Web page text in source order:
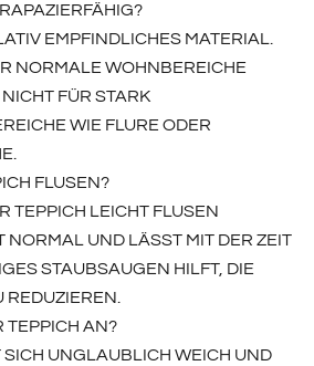
EMPFINDLICHES MATERIAL.
NORMALE WOHNBEREICHE
FÜR STARK
WIE FLURE ODER
FLUSEN?
TEPPICH LEICHT FLUSEN
NORMAL UND LÄSST MIT DER ZEIT
STAUBSAUGEN HILFT, DIE F
TEPPICH AN?
SICH UNGLAUBLICH WEICH UND